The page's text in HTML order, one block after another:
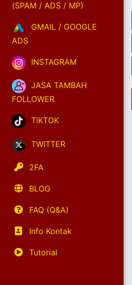
(SPAM / ADS / MP)
GMAIL / GOOGLE
ADS
INSTAGRAM
JASA TAMBAH
FOLLOWER
TIKTOK
TWITTER
2FA
BLOG
FAQ (Q&A)
Info Kontak
Tutorial